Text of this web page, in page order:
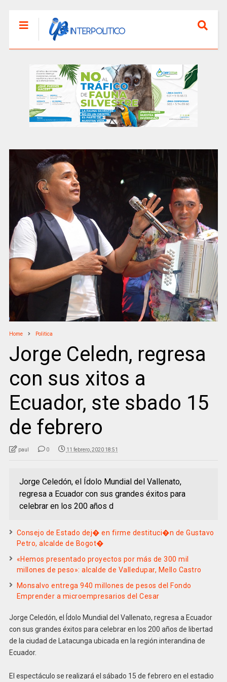
Home Politica
Jorge Celedn, regresa
con sus xitos a
Ecuador, ste sbado 15
de febrero
paul 0 11 febrero, 2020 18:51
Jorge Celedón, el Ídolo Mundial del Vallenato,
regresa a Ecuador con sus grandes éxitos para
celebrar en los 200 años d
Consejo de Estado dej� en firme destituci�n de Gustavo
Petro, alcalde de Bogot�
«Hemos presentado proyectos por más de 300 mil
millones de peso»: alcalde de Valledupar, Mello Castro
Monsalvo entrega 940 millones de pesos del Fondo
Emprender a microempresarios del Cesar
Jorge Celedón, el Ídolo Mundial del Vallenato, regresa a Ecuador
con sus grandes éxitos para celebrar en los 200 años de libertad
de la ciudad de Latacunga ubicada en la región interandina de
Ecuador.
El espectáculo se realizará el sábado 15 de febrero en el estadio